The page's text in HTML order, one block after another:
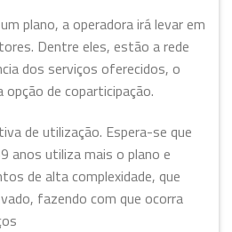
plano, a operadora irá levar em
Dentre eles, estão a rede
dos serviços oferecidos, o
de coparticipação.
de utilização. Espera-se que
anos utiliza mais o plano e
de alta complexidade, que
fazendo com que ocorra